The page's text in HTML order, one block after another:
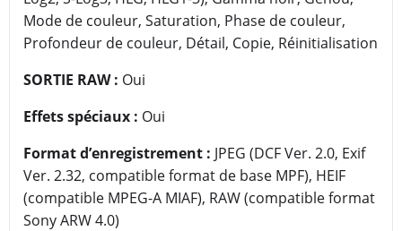
Mode de couleur, Saturation, Phase de couleur,
Profondeur de couleur, Détail, Copie, Réinitialisation
SORTIE RAW : Oui
Effets spéciaux : Oui
Format d’enregistrement : JPEG (DCF Ver. 2.0, Exif
Ver. 2.32, compatible format de base MPF), HEIF
(compatible MPEG-A MIAF), RAW (compatible format
Sony ARW 4.0)